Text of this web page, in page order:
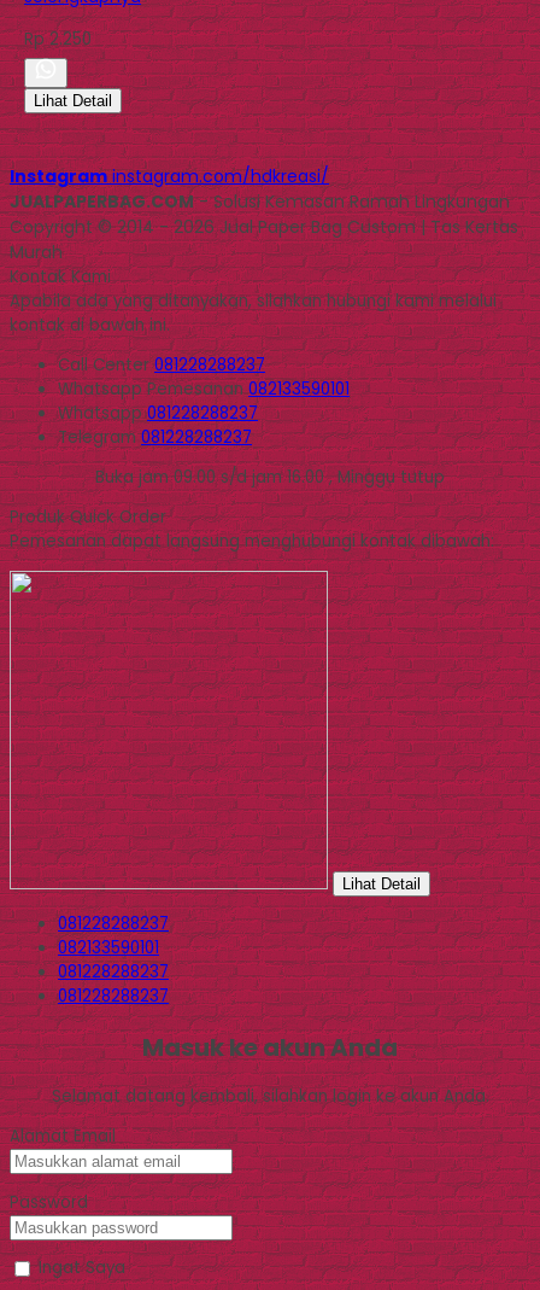
Rp 2.250
Lihat Detail
Instagram instagram.com/hdkreasi/
JUALPAPERBAG.COM- Solusi Kemasan Ramah Lingkungan
Copyright © 2014 - 2026 Jual Paper Bag Custom | Tas Kertas
Murah
Kontak Kami
Apabila ada yang ditanyakan, silahkan hubungi kami melalui
kontak di bawah ini.
Call Center081228288237
WhatsappPemesanan 082133590101
Whatsapp081228288237
Telegram081228288237
Buka jam 09.00 s/d jam 16.00 , Minggu tutup
Produk Quick Order
Pemesanan dapat langsung menghubungi kontak dibawah:
Lihat Detail
081228288237
082133590101
081228288237
081228288237
Masuk ke akun Anda
Selamat datang kembali, silahkan login ke akun Anda.
Alamat Email
Password
Ingat Saya